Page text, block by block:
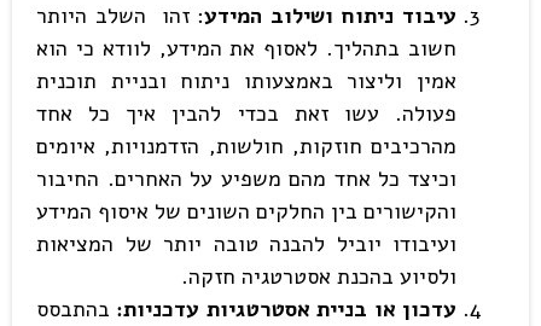
עיבוד ניתוח ושילוב המידע: זהו השלב היותר
חשוב בתהליך. לאסוף את המידע, לוודא כי הוא
אמין וליצור באמצעותו ניתוח ובניית תוכנית
פעולה. עשו זאת בכדי להבין איך כל אחד
מהרכיבים חוזקות, חולשות, הזדמנויות, איומים
וכיצד כל אחד מהם משפיע על האחרים. החיבור
והקישורים בין החלקים השונים של איסוף המידע
ועיבודו יוביל להבנה טובה יותר של המציאות
ולסיוע בהכנת אסטרטגיה חזקה.
עדכון או בניית אסטרטגיות עדכניות:בהתבסס